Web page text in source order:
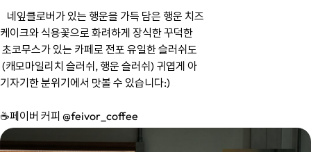
네잎클로버가 있는 행운을 가득 담은 행운 치즈
케이크와 식용꽃으로 화려하게 장식한 꾸덕한
초코무스가 있는 카페로 전포 유일한 슬러쉬도
(캐모마일리치 슬러쉬, 행운 슬러쉬) 귀엽게 아
기자기한 분위기에서 맛볼 수 있습니다:)
☕️페이버 커피 @feivor_coffee